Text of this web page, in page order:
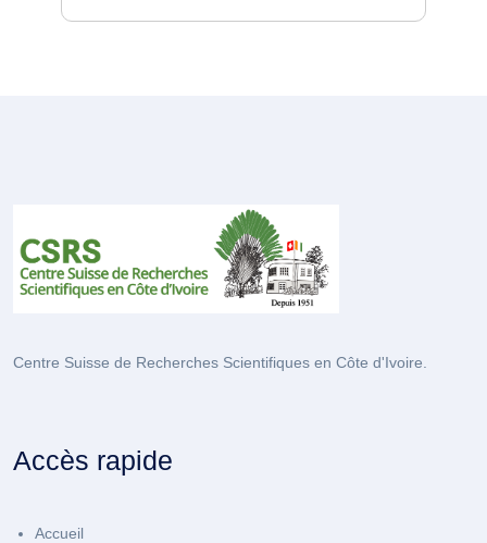
Centre Suisse de Recherches Scientifiques en Côte d'Ivoire.
Accès rapide
Accueil